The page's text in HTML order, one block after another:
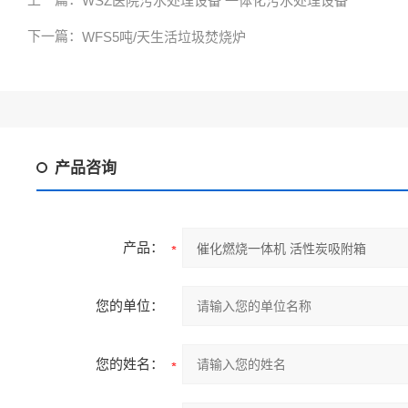
下一篇： WFS5吨/天生活垃圾焚烧炉
产品咨询
产品：
您的单位：
您的姓名：